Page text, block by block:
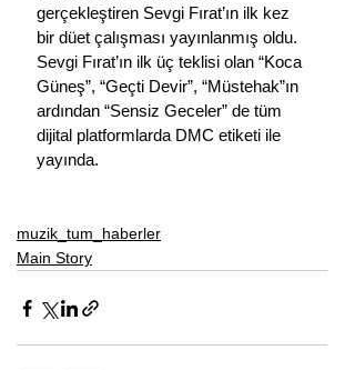
gerçekleştiren Sevgi Fırat’ın ilk kez
bir düet çalışması yayınlanmış oldu.
Sevgi Fırat’ın ilk üç teklisi olan “Koca
Güneş”, “Geçti Devir”, “Müstehak”ın
ardından “Sensiz Geceler” de tüm
dijital platformlarda DMC etiketi ile
yayında.
muzik_tum_haberler
Main Story